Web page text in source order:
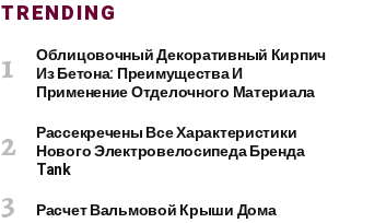
TRENDING
Облицовочный Декоративный Кирпич
Из Бетона: Преимущества И
Применение Отделочного Материала
Рассекречены Все Характеристики
Нового Электровелосипеда Бренда
Tank
Расчет Вальмовой Крыши Дома